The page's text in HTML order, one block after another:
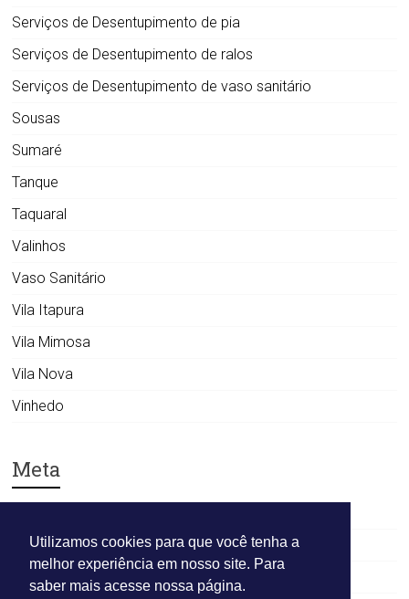
Serviços de Desentupimento de pia
Serviços de Desentupimento de ralos
Serviços de Desentupimento de vaso sanitário
Sousas
Sumaré
Tanque
Taquaral
Valinhos
Vaso Sanitário
Vila Itapura
Vila Mimosa
Vila Nova
Vinhedo
Meta
Feed de posts
Feed de comentários
Utilizamos cookies para que você tenha a
melhor experiência em nosso site. Para
saber mais acesse nossa página.